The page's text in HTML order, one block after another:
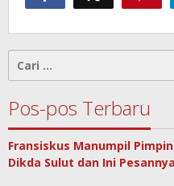
untuk:
Pos-pos Terbaru
Fransiskus Manumpil
Dikda Sulut dan Ini Pesannya